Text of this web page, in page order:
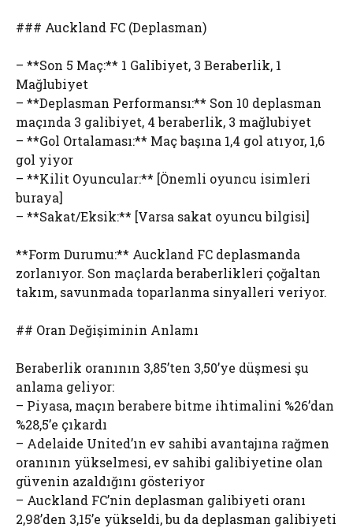
### Auckland FC (Deplasman)
– **Son 5 Maç:** 1 Galibiyet, 3 Beraberlik, 1
Mağlubiyet
– **Deplasman Performansı:** Son 10 deplasman
maçında 3 galibiyet, 4 beraberlik, 3 mağlubiyet
– **Gol Ortalaması:** Maç başına 1,4 gol atıyor, 1,6
gol yiyor
– **Kilit Oyuncular:** [Önemli oyuncu isimleri
buraya]
– **Sakat/Eksik:** [Varsa sakat oyuncu bilgisi]
**Form Durumu:** Auckland FC deplasmanda
zorlanıyor. Son maçlarda beraberlikleri çoğaltan
takım, savunmada toparlanma sinyalleri veriyor.
## Oran Değişiminin Anlamı
Beraberlik oranının 3,85’ten 3,50’ye düşmesi şu
anlama geliyor:
– Piyasa, maçın berabere bitme ihtimalini %26’dan
%28,5’e çıkardı
– Adelaide United’ın ev sahibi avantajına rağmen
oranının yükselmesi, ev sahibi galibiyetine olan
güvenin azaldığını gösteriyor
– Auckland FC’nin deplasman galibiyeti oranı
2,98’den 3,15’e yükseldi, bu da deplasman galibiyeti